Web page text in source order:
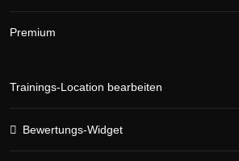
Premium
Trainings-Location bearbeiten
Bewertungs-Widget